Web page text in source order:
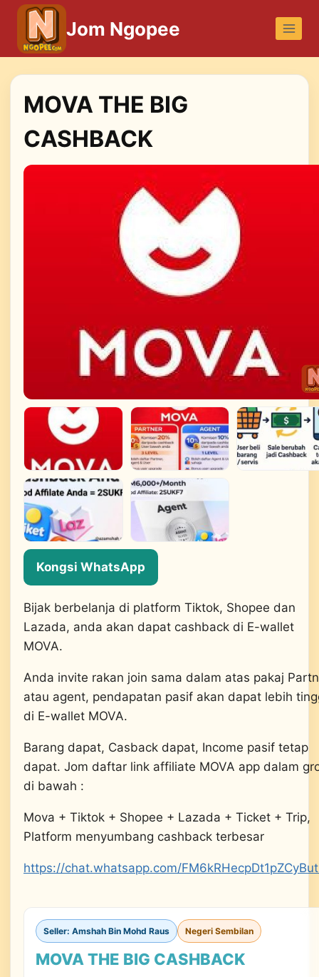
Skip
content
Jom Ngopee
MOVA THE BIG
CASHBACK
Kongsi WhatsApp
Bijak berbelanja di platform Tiktok, Shopee dan
Lazada, anda akan dapat cashback di E-wallet
MOVA.
Anda invite rakan join sama dalam atas pakaj
atau agent, pendapatan pasif akan dapat lebih
di E-wallet MOVA.
Barang dapat, Casback dapat, Income pasif tetap
dapat. Jom daftar link affiliate MOVA app dalam
di bawah :
Mova + Tiktok + Shopee + Lazada + Ticket + Trip,
Platform menyumbang cashback terbesar
https://chat.whatsapp.com/
Seller: Amshah Bin Mohd Raus Negeri Sembilan
MOVA THE BIG CASHBACK